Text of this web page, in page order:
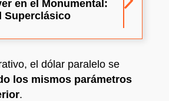
en el Monumental:
Superclásico
el dólar paralelo se
los mismos parámetros
.